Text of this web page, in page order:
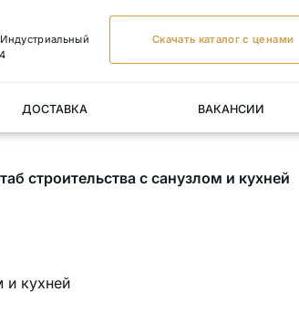
Скачать каталог с ценами
ДОСТАВКА ВАКАНСИИ
строительства с санузлом и кухней
и кухней